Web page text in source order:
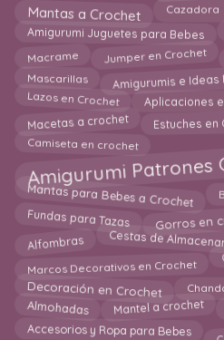
Mantas a Crochet Cazadora
Amigurumi Juguetes para Bebes
Macrame Jumper en Crochet
Mascarillas Amigurumis e
Lazos en Crochet Aplicaciones
Macetas a crochet Estuches en
Camiseta en crochet
Amigurumi Patrones
Mantas para Bebes a Crochet
Fundas para Tazas Gorros en
Alfombras Cestas de
Marcos Decorativos en Crochet
Decoración en Crochet
Almohadas Mantel a crochet
Accesorios y Ropa para Bebes